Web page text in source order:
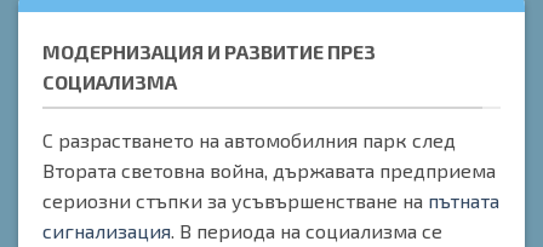
МОДЕРНИЗАЦИЯ И РАЗВИТИЕ ПРЕЗ
СОЦИАЛИЗМА
С разрастването на автомобилния парк след
Втората световна война, държавата предприема
сериозни стъпки за усъвършенстване на пътната
сигнализация. В периода на социализма се